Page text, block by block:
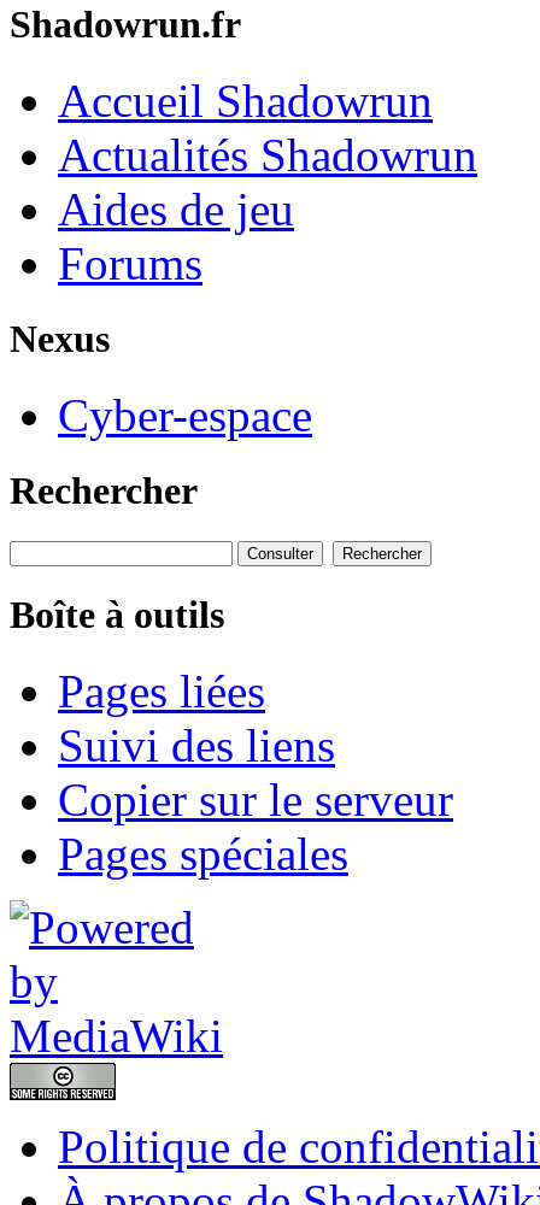
Shadowrun.fr
Accueil Shadowrun
Actualités Shadowrun
Aides de jeu
Forums
Nexus
Cyber-espace
Rechercher
Boîte à outils
Pages liées
Suivi des liens
Copier sur le serveur
Pages spéciales
Politique de